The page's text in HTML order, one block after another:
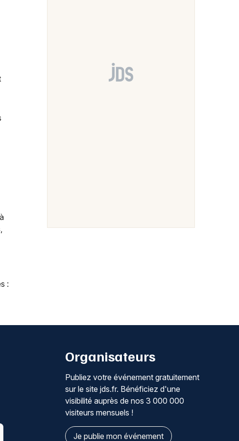
:
Organisateurs
Publiez votre événement gratuitement
sur le site jds.fr. Bénéficiez d'une
visibilité auprès de nos 3 000 000
visiteurs mensuels !
Je publie mon événement